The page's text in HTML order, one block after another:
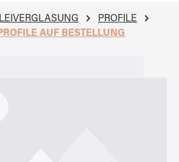
PROFILE
AUF BESTELLUNG